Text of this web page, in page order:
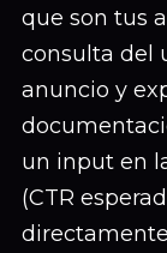
que son tus
consulta del
anuncio y
un input en
(CTR